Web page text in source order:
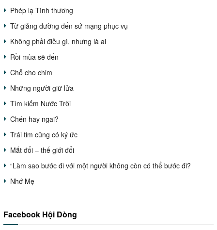
Phép lạ Tình thương
Từ giảng đường đến sứ mạng phục vụ
Không phải điều gì, nhưng là ai
Rồi mùa sẽ đến
Chỗ cho chim
Những người giữ lửa
Tìm kiếm Nước Trời
Chén hay ngai?
Trái tim cũng có ký ức
Mắt đổi – thế giới đổi
“Làm sao bước đi với một người không còn có thể bước đi?
Nhớ Mẹ
Facebook Hội Dòng